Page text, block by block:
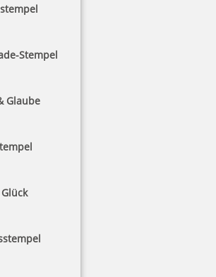
Stempel
Glaube
Tauchstempel 65 Taucherstempel
Hobbytaucher